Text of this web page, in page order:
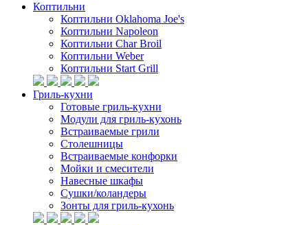
Коптильни
Коптильни Oklahoma Joe's
Коптильни Napoleon
Коптильни Char Broil
Коптильни Weber
Коптильни Start Grill
Гриль-кухни
Готовые гриль-кухни
Модули для гриль-кухонь
Встраиваемые грили
Столешницы
Встраиваемые конфорки
Мойки и смесители
Навесные шкафы
Сушки/коландеры
Зонты для гриль-кухонь